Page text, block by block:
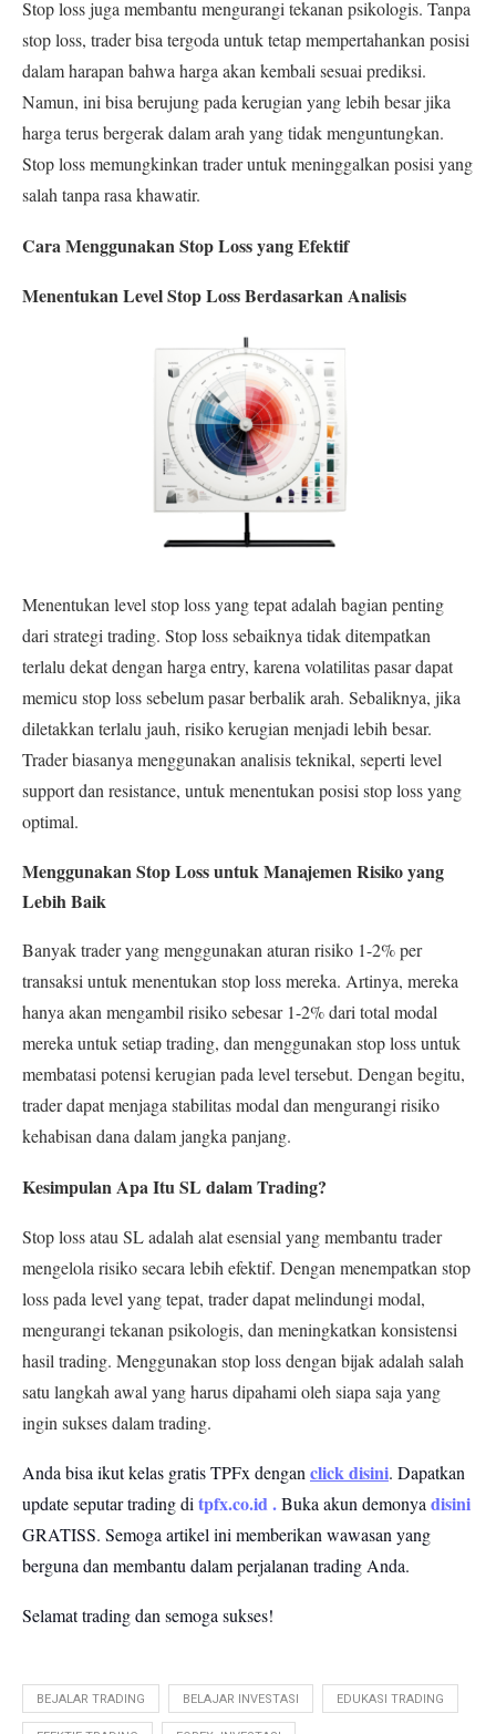
Stop loss juga membantu mengurangi tekanan psikologis. Tanpa
stop loss, trader bisa tergoda untuk tetap mempertahankan posisi
dalam harapan bahwa harga akan kembali sesuai prediksi.
Namun, ini bisa berujung pada kerugian yang lebih besar jika
harga terus bergerak dalam arah yang tidak menguntungkan.
Stop loss memungkinkan trader untuk meninggalkan posisi yang
salah tanpa rasa khawatir.
Cara Menggunakan Stop Loss yang Efektif
Menentukan Level Stop Loss Berdasarkan Analisis
Menentukan level stop loss yang tepat adalah bagian penting
dari strategi trading. Stop loss sebaiknya tidak ditempatkan
terlalu dekat dengan harga entry, karena volatilitas pasar dapat
memicu stop loss sebelum pasar berbalik arah. Sebaliknya, jika
diletakkan terlalu jauh, risiko kerugian menjadi lebih besar.
Trader biasanya menggunakan analisis teknikal, seperti level
support dan resistance, untuk menentukan posisi stop loss yang
optimal.
Menggunakan Stop Loss untuk Manajemen Risiko yang
Lebih Baik
Banyak trader yang menggunakan aturan risiko 1-2% per
transaksi untuk menentukan stop loss mereka. Artinya, mereka
hanya akan mengambil risiko sebesar 1-2% dari total modal
mereka untuk setiap trading, dan menggunakan stop loss untuk
membatasi potensi kerugian pada level tersebut. Dengan begitu,
trader dapat menjaga stabilitas modal dan mengurangi risiko
kehabisan dana dalam jangka panjang.
Kesimpulan Apa Itu SL dalam Trading?
Stop loss atau SL adalah alat esensial yang membantu trader
mengelola risiko secara lebih efektif. Dengan menempatkan stop
loss pada level yang tepat, trader dapat melindungi modal,
mengurangi tekanan psikologis, dan meningkatkan konsistensi
hasil trading. Menggunakan stop loss dengan bijak adalah salah
satu langkah awal yang harus dipahami oleh siapa saja yang
ingin sukses dalam trading.
Anda bisa ikut kelas gratis TPFx dengan click disini. Dapatkan
update seputar trading di tpfx.co.id .Buka akun demonya disini
GRATISS. Semoga artikel ini memberikan wawasan yang
berguna dan membantu dalam perjalanan trading Anda.
Selamat trading dan semoga sukses!
BEJALAR TRADING BELAJAR INVESTASI EDUKASI TRADING